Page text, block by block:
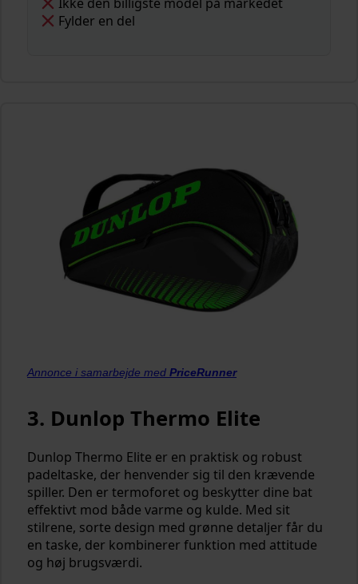
Fylder en del
Annonce i samarbejde med PriceRunner
3. Dunlop Thermo Elite
Dunlop Thermo Elite er en praktisk og robust
padeltaske, der henvender sig til den krævende
spiller. Den er termoforet og beskytter dine bat
effektivt mod både varme og kulde. Med sit
stilrene, sorte design med grønne detaljer får du
en taske, der kombinerer funktion med attitude
og høj brugsværdi.